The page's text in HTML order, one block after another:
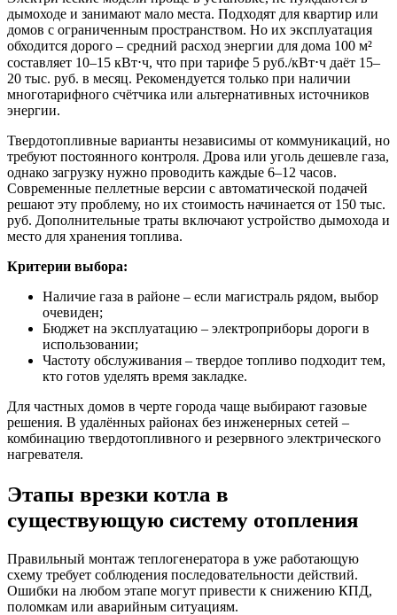
дымоходе и занимают мало места. Подходят для квартир или
домов с ограниченным пространством. Но их эксплуатация
обходится дорого – средний расход энергии для дома 100 м²
составляет 10–15 кВт⋅ч, что при тарифе 5 руб./кВт⋅ч даёт 15–
20 тыс. руб. в месяц. Рекомендуется только при наличии
многотарифного счётчика или альтернативных источников
энергии.
Твердотопливные варианты независимы от коммуникаций, но
требуют постоянного контроля. Дрова или уголь дешевле газа,
однако загрузку нужно проводить каждые 6–12 часов.
Современные пеллетные версии с автоматической подачей
решают эту проблему, но их стоимость начинается от 150 тыс.
руб. Дополнительные траты включают устройство дымохода и
место для хранения топлива.
Критерии выбора:
Наличие газа в районе – если магистраль рядом, выбор
очевиден;
Бюджет на эксплуатацию – электроприборы дороги в
использовании;
Частоту обслуживания – твердое топливо подходит тем,
кто готов уделять время закладке.
Для частных домов в черте города чаще выбирают газовые
решения. В удалённых районах без инженерных сетей –
комбинацию твердотопливного и резервного электрического
нагревателя.
Этапы врезки котла в
существующую систему отопления
Правильный монтаж теплогенератора в уже работающую
схему требует соблюдения последовательности действий.
Ошибки на любом этапе могут привести к снижению КПД,
поломкам или аварийным ситуациям.